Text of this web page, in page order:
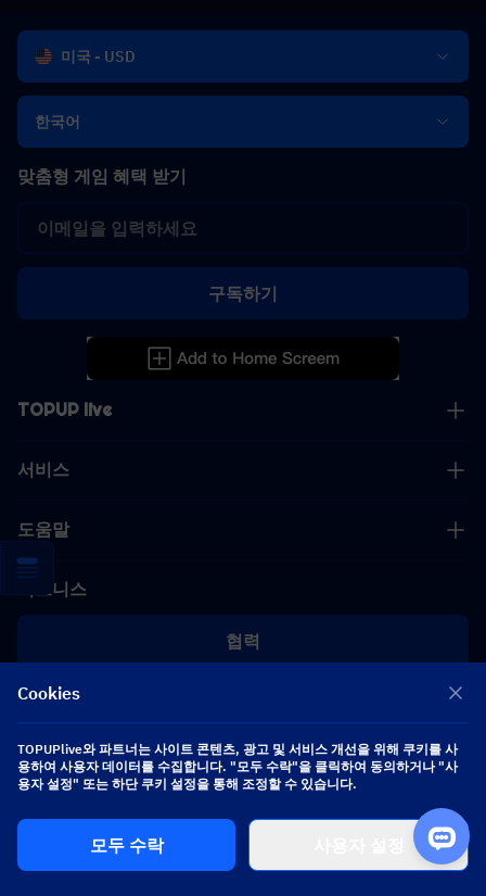
미국 - USD
한국어
TOPUP live
서비스
도움말
비즈니스
협력
[email protected]
[email protected]
맞춤형 게임 혜택 받기
구독하기
팔로우하기
Copyright 2026 SEA WHALE TECHNOLOGY PTE.LTD. All Rights Reserved.
Cookies
TOPUPlive와 파트너는 사이트 콘텐츠, 광고 및 서비스 개선을 위해 쿠키를 사
용하여 사용자 데이터를 수집합니다. "모두 수락"을 클릭하여 동의하거나 "사
용자 설정" 또는 하단 쿠키 설정을 통해 조정할 수 있습니다.
모두 수락